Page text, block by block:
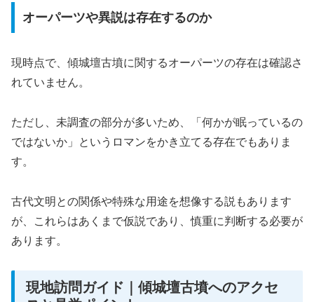
オーパーツや異説は存在するのか
現時点で、傾城壇古墳に関するオーパーツの存在は確認さ
れていません。
ただし、未調査の部分が多いため、「何かが眠っているの
ではないか」というロマンをかき立てる存在でもありま
す。
古代文明との関係や特殊な用途を想像する説もあります
が、これらはあくまで仮説であり、慎重に判断する必要が
あります。
現地訪問ガイド｜傾城壇古墳へのアクセ